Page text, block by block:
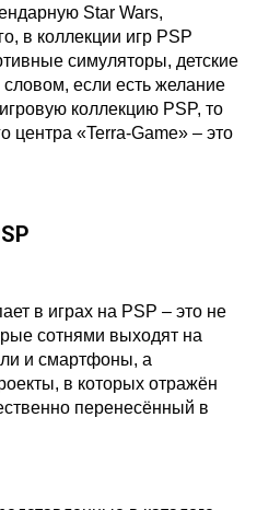
Star Wars,
в коллекции игр PSP
симуляторы, детские
если есть желание
коллекцию PSP, то
центра «Terra-Game» – это
в играх на PSP – это не
сотнями выходят на
и смартфоны, а
в которых отражён
перенесённый в